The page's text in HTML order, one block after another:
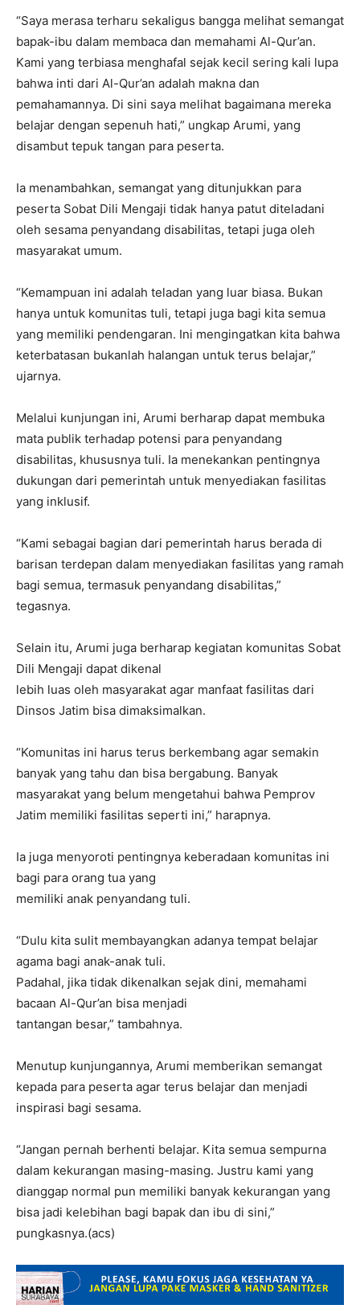
“Saya merasa terharu sekaligus bangga melihat semangat
bapak-ibu dalam membaca dan memahami Al-Qur’an.
Kami yang terbiasa menghafal sejak kecil sering kali lupa
bahwa inti dari Al-Qur’an adalah makna dan
pemahamannya. Di sini saya melihat bagaimana mereka
belajar dengan sepenuh hati,” ungkap Arumi, yang
disambut tepuk tangan para peserta.
Ia menambahkan, semangat yang ditunjukkan para
peserta Sobat Dili Mengaji tidak hanya patut diteladani
oleh sesama penyandang disabilitas, tetapi juga oleh
masyarakat umum.
“Kemampuan ini adalah teladan yang luar biasa. Bukan
hanya untuk komunitas tuli, tetapi juga bagi kita semua
yang memiliki pendengaran. Ini mengingatkan kita bahwa
keterbatasan bukanlah halangan untuk terus belajar,”
ujarnya.
Melalui kunjungan ini, Arumi berharap dapat membuka
mata publik terhadap potensi para penyandang
disabilitas, khususnya tuli. Ia menekankan pentingnya
dukungan dari pemerintah untuk menyediakan fasilitas
yang inklusif.
“Kami sebagai bagian dari pemerintah harus berada di
barisan terdepan dalam menyediakan fasilitas yang ramah
bagi semua, termasuk penyandang disabilitas,”
tegasnya.
Selain itu, Arumi juga berharap kegiatan komunitas Sobat
Dili Mengaji dapat dikenal
lebih luas oleh masyarakat agar manfaat fasilitas dari
Dinsos Jatim bisa dimaksimalkan.
“Komunitas ini harus terus berkembang agar semakin
banyak yang tahu dan bisa bergabung. Banyak
masyarakat yang belum mengetahui bahwa Pemprov
Jatim memiliki fasilitas seperti ini,” harapnya.
Ia juga menyoroti pentingnya keberadaan komunitas ini
bagi para orang tua yang
memiliki anak penyandang tuli.
“Dulu kita sulit membayangkan adanya tempat belajar
agama bagi anak-anak tuli.
Padahal, jika tidak dikenalkan sejak dini, memahami
bacaan Al-Qur’an bisa menjadi
tantangan besar,” tambahnya.
Menutup kunjungannya, Arumi memberikan semangat
kepada para peserta agar terus belajar dan menjadi
inspirasi bagi sesama.
“Jangan pernah berhenti belajar. Kita semua sempurna
dalam kekurangan masing-masing. Justru kami yang
dianggap normal pun memiliki banyak kekurangan yang
bisa jadi kelebihan bagi bapak dan ibu di sini,”
pungkasnya.(acs)